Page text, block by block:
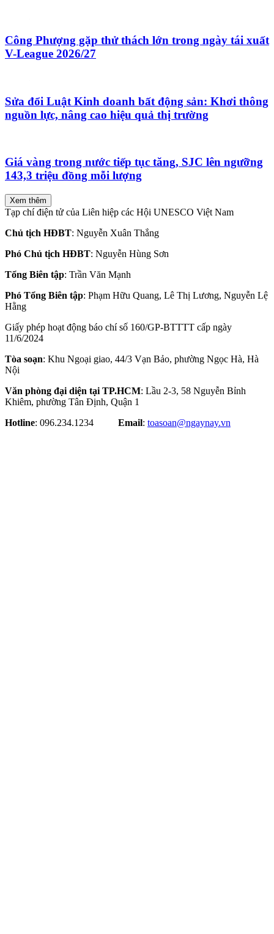
Công Phượng gặp thử thách lớn trong ngày tái xuất
V-League 2026/27
Sửa đổi Luật Kinh doanh bất động sản: Khơi thông
nguồn lực, nâng cao hiệu quả thị trường
Giá vàng trong nước tiếp tục tăng, SJC lên ngưỡng
143,3 triệu đồng mỗi lượng
Xem thêm
Tạp chí điện tử của Liên hiệp các Hội UNESCO Việt Nam
Chủ tịch HĐBT: Nguyễn Xuân Thắng
Phó Chủ tịch HĐBT: Nguyễn Hùng Sơn
Tổng Biên tập: Trần Văn Mạnh
Phó Tổng Biên tập: Phạm Hữu Quang, Lê Thị Lương, Nguyễn Lệ
Hằng
Giấy phép hoạt động báo chí số 160/GP-BTTTT cấp ngày
11/6/2024
Tòa soạn: Khu Ngoại giao, 44/3 Vạn Bảo, phường Ngọc Hà, Hà
Nội
Văn phòng đại diện tại TP.HCM: Lầu 2-3, 58 Nguyễn Bỉnh
Khiêm, phường Tân Định, Quận 1
Hotline: 096.234.1234 Email: toasoan@ngaynay.vn